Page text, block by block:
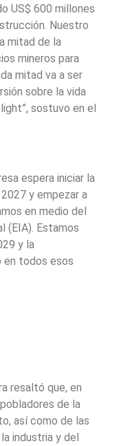
US$ 600 millones
Nuestro
mitad de la
mineros para
mitad va a ser
sobre la vida
sostuvo en el
espera iniciar la
y empezar a
en medio del
(EIA). Estamos
y la
en todos esos
resaltó que, en
de la
así como de las
industria y del